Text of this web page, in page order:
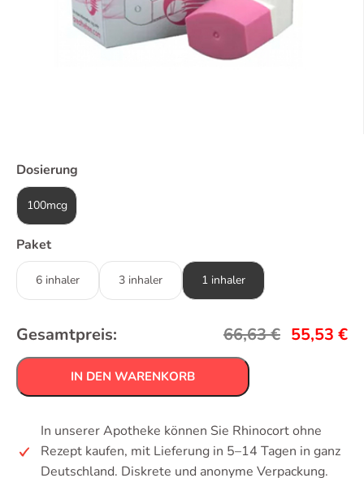
Dosierung
100mcg
Paket
6 inhaler 3 inhaler 1 inhaler
Gesamtpreis: 66,63€ 55,53 €
IN DEN WARENKORB
In unserer Apotheke können Sie Rhinocort ohne
Rezept kaufen, mit Lieferung in 5–14 Tagen in ganz
Deutschland. Diskrete und anonyme Verpackung.